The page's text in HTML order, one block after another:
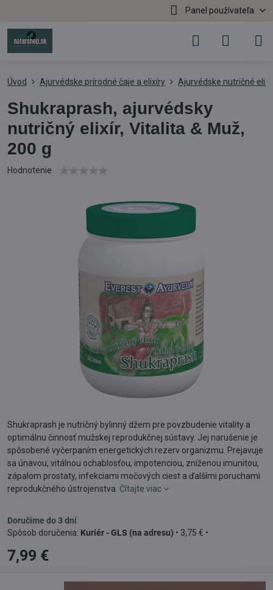
Panel používateľa
Úvod Ajurvédske prírodné čaje a elixíry Ajurvédske nutričné
Shukraprash, ajurvédsky
nutričný elixír, Vitalita & Muž,
200 g
Hodnotenie
Shukraprash je nutričný bylinný džem pre povzbudenie vitality a
optimálnu činnosť mužskej reprodukčnej sústavy. Jej narušenie je
spôsobené vyčerpaním energetických rezerv organizmu. Prejavuje
sa únavou, vitálnou ochablosťou, impotenciou, zníženou imunitou,
zápalom prostaty, infekciami močových ciest a ďalšími poruchami
reprodukčného ústrojenstva. Čítajte viac
Doručíme do 3 dní
Kuriér - GLS (na adresu) • 3,75 € •
7,99 €